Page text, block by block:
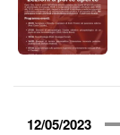
12/05/2023